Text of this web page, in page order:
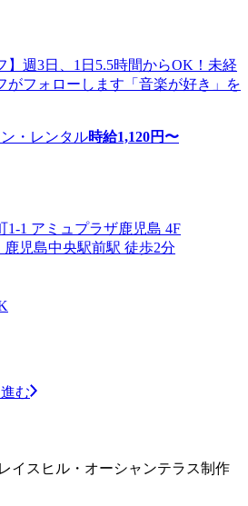
】週3日、1日5.5時間からOK！未経
がフォローします「音楽が好き」を
・レンタル時給1,120円〜
1-1 アミュプラザ鹿児島 4F
児島中央駅前駅 徒歩2分
む
イスヒル・オーシャンテラス制作